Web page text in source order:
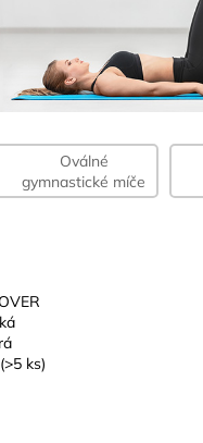
Oválné
gymnastické míče
(>5 ks)